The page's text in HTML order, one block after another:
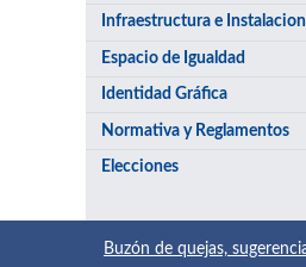
Infraestructura e
Espacio de Igualdad
Identidad Gráfica
Normativa y Reglamentos
Elecciones
Buzón de quejas,